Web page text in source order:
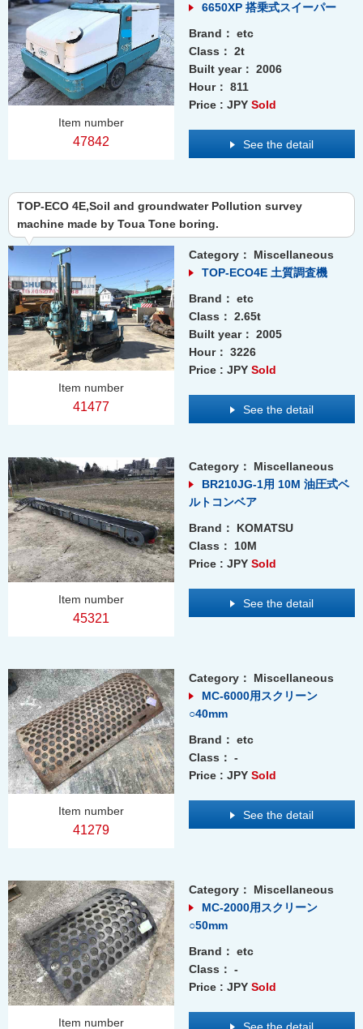
Item number
47842
6650XP 搭乗式スイーパー
Brand： etc
Class： 2t
Built year： 2006
Hour： 811
Price : JPY Sold
See the detail
TOP-ECO 4E,Soil and groundwater Pollution survey
machine made by Toua Tone boring.
Item number
41477
Category：
Miscellaneous
TOP-ECO4E 土質調査機
Brand： etc
Class： 2.65t
Built year： 2005
Hour： 3226
Price : JPY Sold
See the detail
Item number
45321
Category：
Miscellaneous
BR210JG-1用 10M 油圧式ベ
ルトコンベア
Brand：
KOMATSU
Class：
10M
Price : JPY Sold
See the detail
Item number
41279
Category：
Miscellaneous
MC-6000用スクリーン
○40mm
Brand： etc
Class： -
Price : JPY Sold
See the detail
Item number
Category：
Miscellaneous
MC-2000用スクリーン
○50mm
Brand： etc
Class： -
Price : JPY Sold